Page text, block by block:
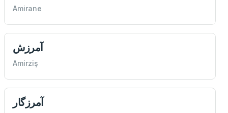
Amirane
آمرزش
Amirziş
آمرزگار